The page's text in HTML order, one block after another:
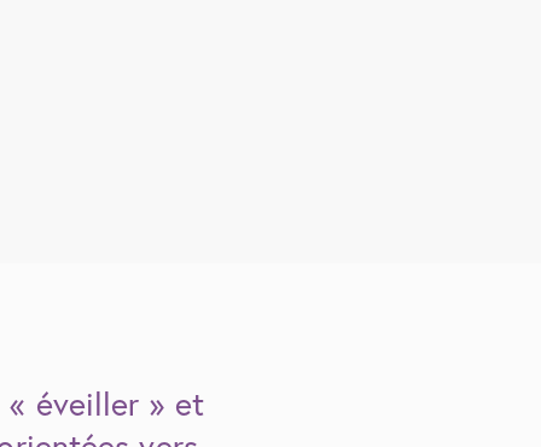
éveiller » et